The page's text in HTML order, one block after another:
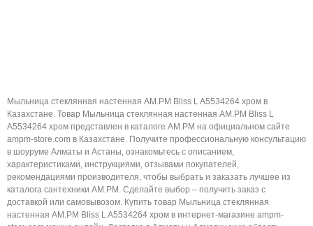
Мыльница стеклянная настенная AM.PM Bliss L A5534264 хром в
Казахстане. Товар Мыльница стеклянная настенная AM.PM Bliss L
A5534264 хром представлен в каталоге AM.PM на официальном сайте
ampm-store.com в Казахстане. Получите профессиональную консультацию
в шоуруме Алматы и Астаны, ознакомьтесь с описанием,
характеристиками, инструкциями, отзывами покупателей,
рекомендациями производителя, чтобы выбрать и заказать лучшее из
каталога сантехники AM.PM. Сделайте выбор – получить заказ с
доставкой или самовывозом. Купить товар Мыльница стеклянная
настенная AM.PM Bliss L A5534264 хром в интернет-магазине ampm-